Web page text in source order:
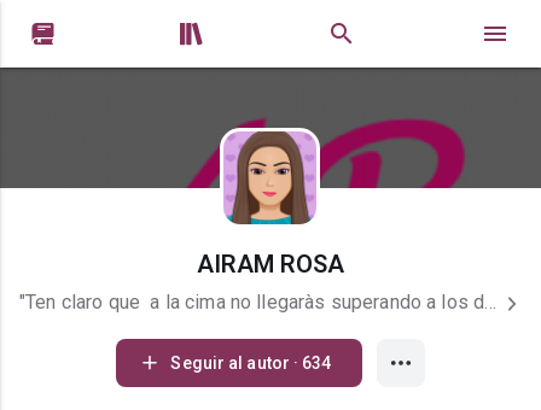
 
AIRAM ROSA
"Ten claro que a la cima no llegaràs superando a los demàs, sino superàndote a ti mismo". " Nunca es tarde para comenzar un nuevo proyecto, para ser quien siempre has deseado ser". FRASES QUE ME INSPIRAN.
Seguir al autor · 634